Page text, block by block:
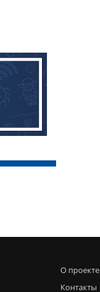
О проекте
Контакты